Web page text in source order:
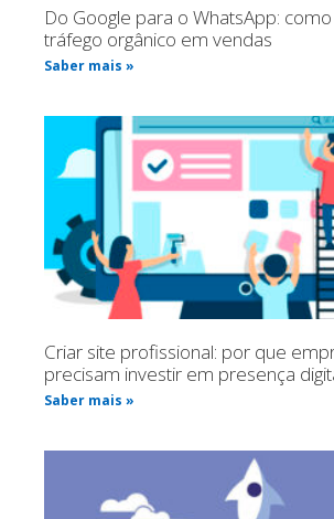
Do Google para o WhatsApp:
tráfego orgânico em vendas
Saber mais »
Criar site profissional: por que
precisam investir em presença
Saber mais »